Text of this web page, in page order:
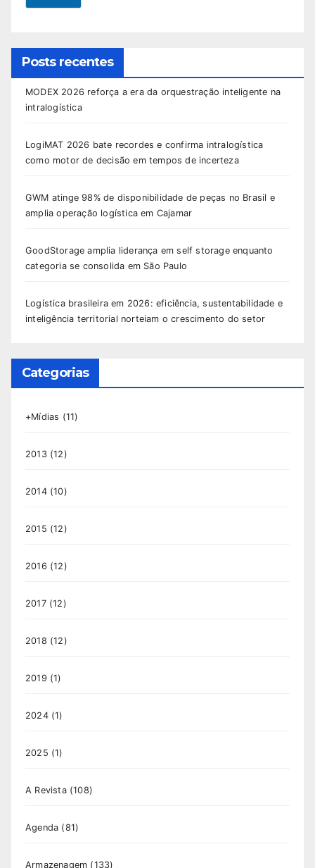
Posts recentes
MODEX 2026 reforça a era da orquestração inteligente na
intralogística
LogiMAT 2026 bate recordes e confirma intralogística
como motor de decisão em tempos de incerteza
GWM atinge 98% de disponibilidade de peças no Brasil e
amplia operação logística em Cajamar
GoodStorage amplia liderança em self storage enquanto
categoria se consolida em São Paulo
Logística brasileira em 2026: eficiência, sustentabilidade e
inteligência territorial norteiam o crescimento do setor
Categorias
+Mídias (11)
2013(12)
2014(10)
2015 (12)
2016 (12)
2017(12)
2018 (12)
2019 (1)
2024(1)
2025 (1)
A Revista(108)
Agenda (81)
Armazenagem (133)